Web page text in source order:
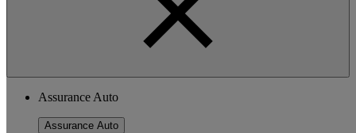
Assurance Auto
Assurance Auto